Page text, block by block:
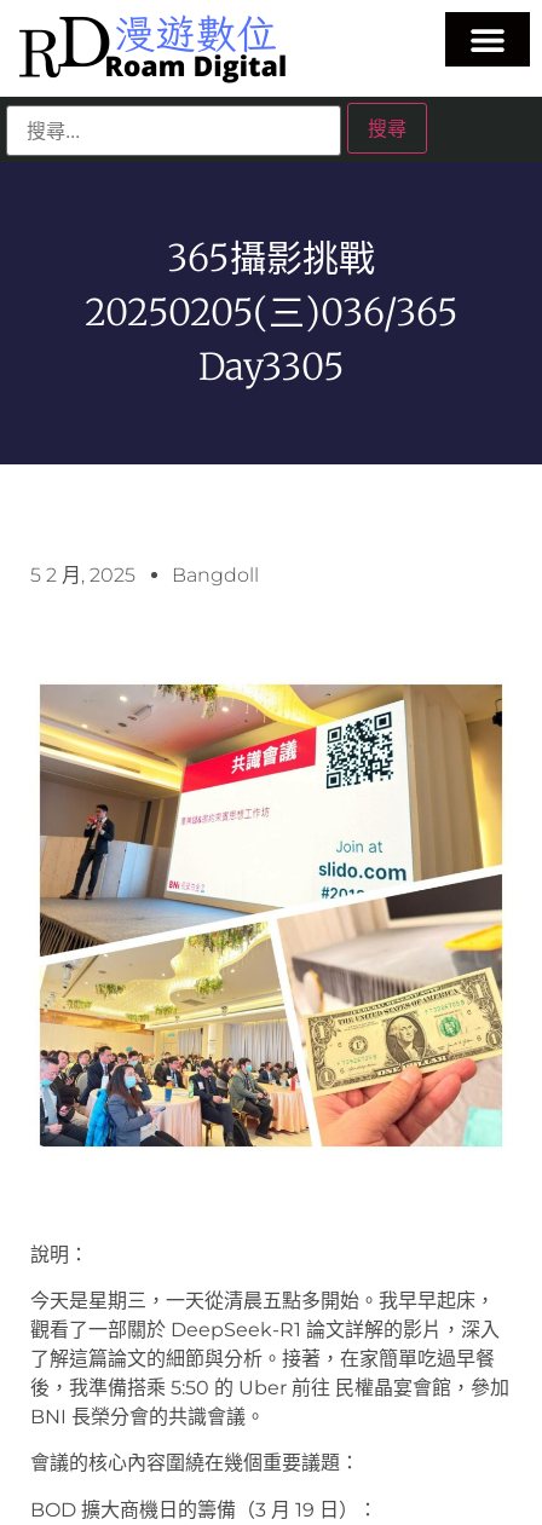
365攝影挑戰
20250205(三)036/365
Day3305
5 2 月, 2025 Bangdoll
說明：
今天是星期三，一天從清晨五點多開始。我早早起床，
觀看了一部關於 DeepSeek-R1 論文詳解的影片，深入
了解這篇論文的細節與分析。接著，在家簡單吃過早餐
後，我準備搭乘 5:50 的 Uber 前往 民權晶宴會館，參加
BNI 長榮分會的共識會議。
會議的核心內容圍繞在幾個重要議題：
BOD 擴大商機日的籌備（3 月 19 日）：